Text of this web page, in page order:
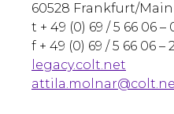
60528 Frankfurt/Main
t + 49 (0) 69 / 5 66 06 –
f + 49 (0) 69 / 5 66 06 –
legacy.colt.net